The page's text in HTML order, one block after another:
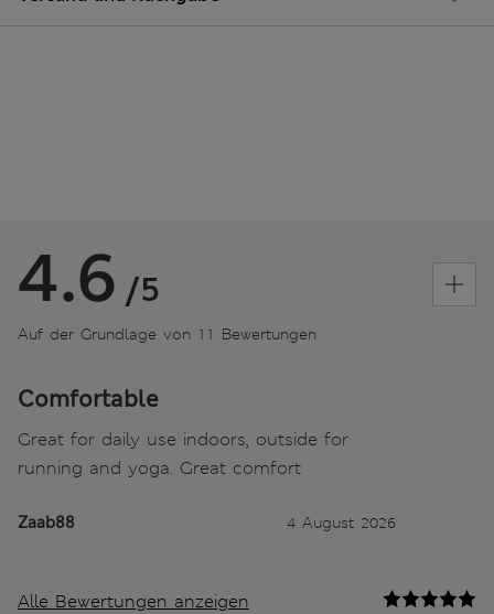
4.6 /5
Auf der Grundlage von 11 Bewertungen
Comfortable
Great for daily use indoors, outside for
running and yoga. Great comfort
Zaab88 4 August 2026
Alle Bewertungen anzeigen